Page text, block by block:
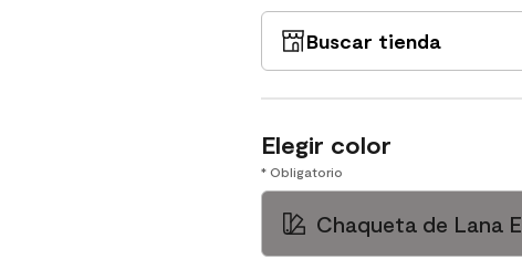
Buscar tienda
Elegir color
* Obligatorio
Chaqueta de Lana